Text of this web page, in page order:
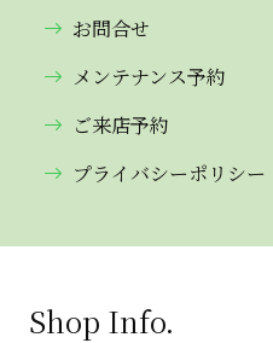
お問合せ
メンテナンス予約
ご来店予約
プライバシーポリシー
Shop Info.